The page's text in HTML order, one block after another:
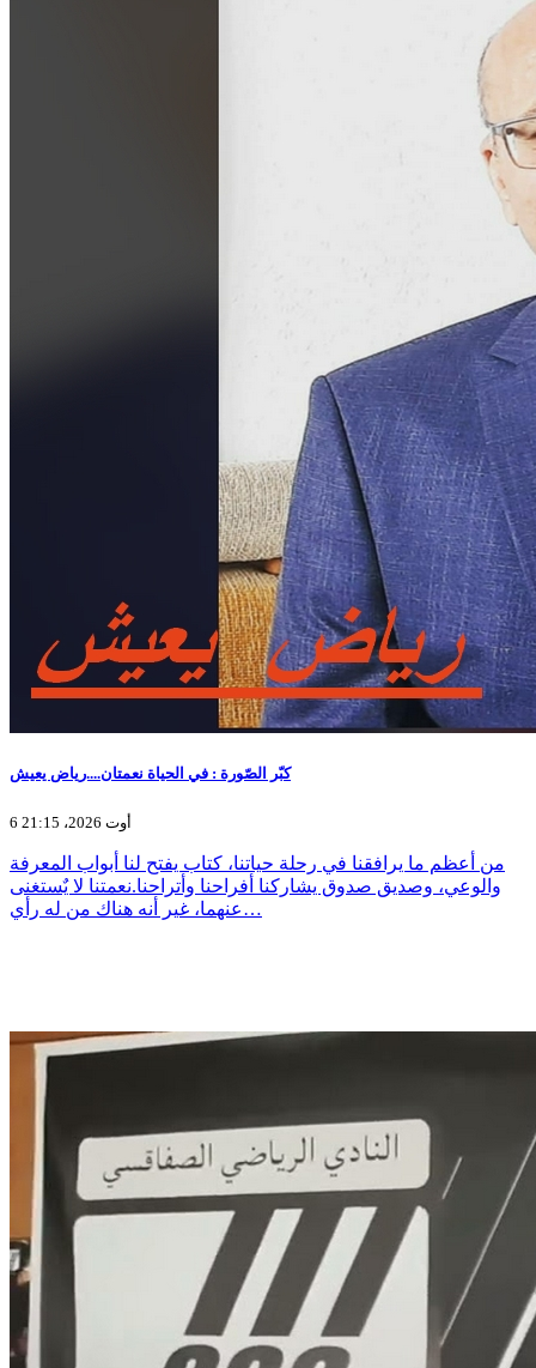
كبّر الصّورة : في الحياة نعمتان....رياض يعيش
6 أوت 2026، 21:15
من أعظم ما يرافقنا في رحلة حياتنا، كتاب يفتح لنا أبواب المعرفة
والوعي، وصديق صدوق يشاركنا أفراحنا وأتراحنا.نعمتنا لا يٌستغنى
عنهما، غير أنه هناك من له رأي…